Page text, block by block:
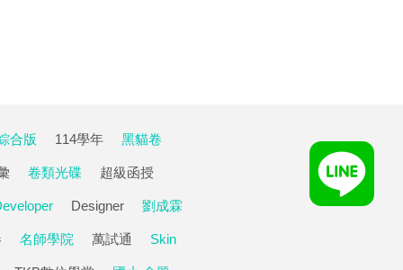
合版 114學年 黑貓卷
卷類光碟 超級函授
Designer 劉成霖
名師學院 萬試通 Skin